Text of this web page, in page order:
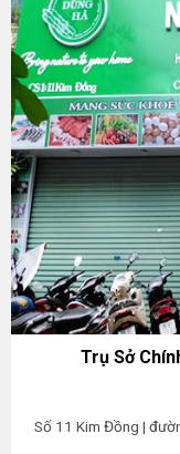
Trụ Sở
Số 11 Kim Đồng |